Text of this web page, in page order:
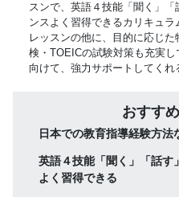
スンで、英語４技能「聞く」
ンスよく習得できるカリキュ
レッスンの他に、目的に応じ
検・TOEICの試験対策も充実
向けて、強力サポートしてくれ
おすす
日本での教育指導経験方
英語４技能「聞く」「話す
よく習得できる